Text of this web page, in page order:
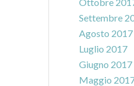
Settembre
Agosto 2017
Luglio 2017
Giugno 2017
Maggio